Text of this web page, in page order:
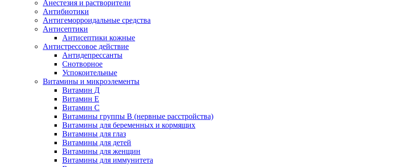
Анестезия и растворители
Антибиотики
Антигеморроидальные средства
Антисептики
Антисептики кожные
Антистрессовое действие
Антидепрессанты
Снотворное
Успокоительные
Витамины и микроэлементы
Витамин Д
Витамин Е
Витамин С
Витамины группы В (нервные расстройства)
Витамины для беременных и кормящих
Витамины для глаз
Витамины для детей
Витамины для женщин
Витамины для иммунитета